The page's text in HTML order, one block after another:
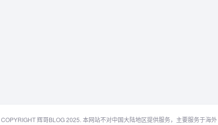
COPYRIGHT 辉哥BLOG 2025. 本网站不对中国大陆地区提供服务，主要服务于海外